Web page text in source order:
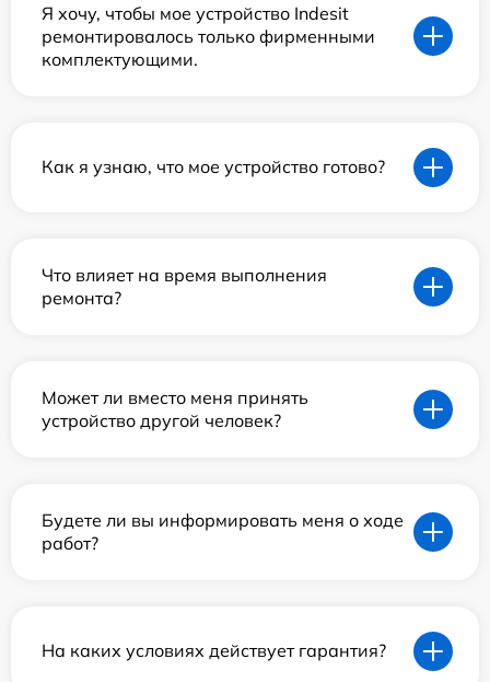
Я хочу, чтобы мое устройство Indesit
ремонтировалось только фирменными
комплектующими.
Как я узнаю, что мое устройство готово?
Что влияет на время выполнения
ремонта?
Может ли вместо меня принять
устройство другой человек?
Будете ли вы информировать меня о ходе
работ?
На каких условиях действует гарантия?